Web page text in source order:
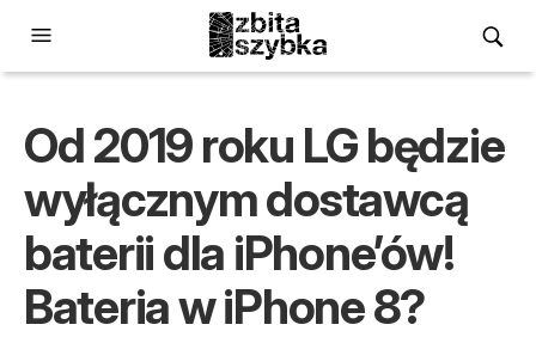
Od 2019 roku LG będzie
wyłącznym dostawcą
baterii dla iPhone’ów!
Bateria w iPhone 8?